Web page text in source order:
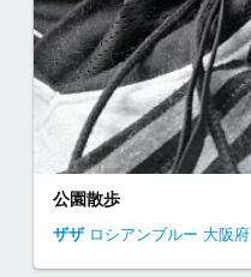
公園散歩
ザザ ロシアンブルー 大阪府